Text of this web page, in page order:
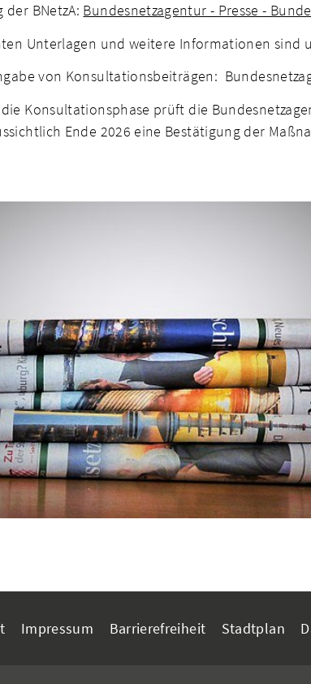
BNetzA: Bundesnetzagentur - Presse -
Unterlagen und weitere Informationen sind
von Konsultationsbeiträgen:
Konsultationsphase prüft die
Ende 2026 eine Bestätigung der
Impressum Barrierefreiheit Stadtplan